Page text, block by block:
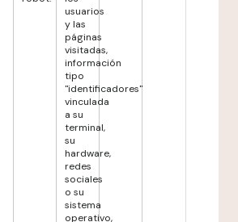
usuarios
y las
páginas
visitadas,
información
tipo
"identificadores"
vinculada
a su
terminal,
su
hardware,
redes
sociales
o su
sistema
operativo,